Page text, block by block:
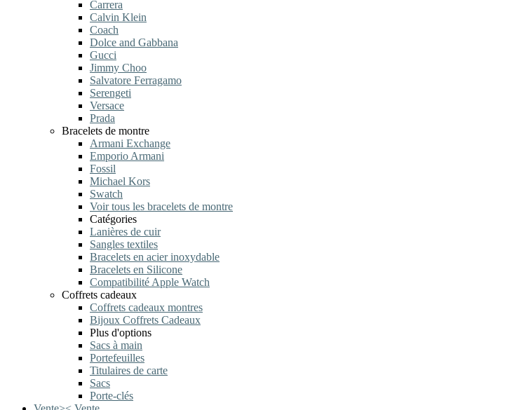
Carrera
Calvin Klein
Coach
Dolce and Gabbana
Gucci
Jimmy Choo
Salvatore Ferragamo
Serengeti
Versace
Prada
Bracelets de montre
Armani Exchange
Emporio Armani
Fossil
Michael Kors
Swatch
Voir tous les bracelets de montre
Catégories
Lanières de cuir
Sangles textiles
Bracelets en acier inoxydable
Bracelets en Silicone
Compatibilité Apple Watch
Coffrets cadeaux
Coffrets cadeaux montres
Bijoux Coffrets Cadeaux
Plus d'options
Sacs à main
Portefeuilles
Titulaires de carte
Sacs
Porte-clés